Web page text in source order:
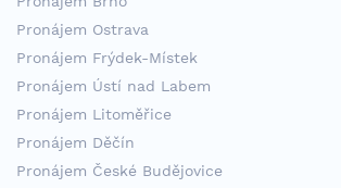
Pronájem Ostrava
Pronájem Frýdek-Místek
Pronájem Ústí nad Labem
Pronájem Litoměřice
Pronájem Děčín
Pronájem České Budějovice